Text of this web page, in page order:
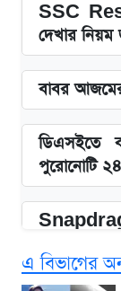
SSC
দেখার নিয়ম
বাবর
ডিএসইতে
পুরোনোটি ২৪
এ বিভাগের